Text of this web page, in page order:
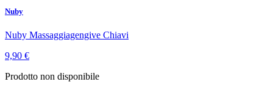
Nuby
Nuby Massaggiagengive Chiavi
9,90 €
Prodotto non disponibile